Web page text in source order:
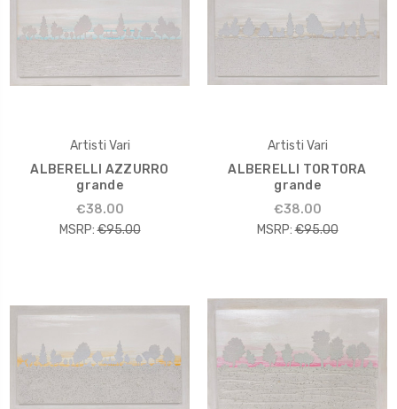
Artisti Vari
ALBERELLI AZZURRO
grande
€38.00
MSRP: €95.00
Artisti Vari
ALBERELLI TORTORA
grande
€38.00
MSRP: €95.00